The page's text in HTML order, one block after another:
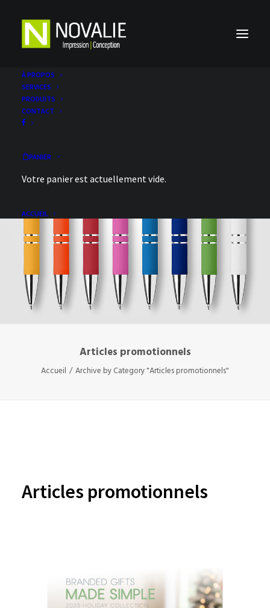
À PROPOS
SERVICES
PRODUITS
CONTACT
PANIER
Votre panier est actuellement vide.
ACCUEIL
Articles promotionnels
Accueil Archive by Category "Articles promotionnels"
Articles promotionnels